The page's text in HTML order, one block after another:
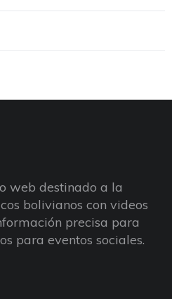
web destinado a la
bolivianos con videos
precisa para
para eventos sociales.